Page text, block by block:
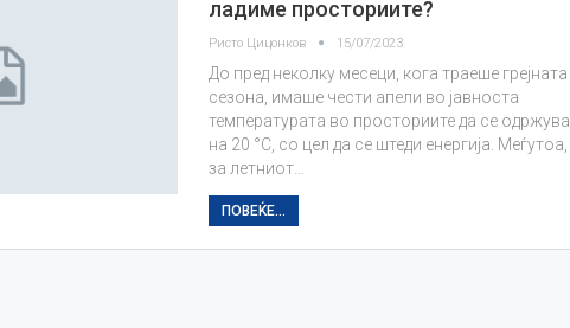
ладиме просториите?
Ристо Цицонков 15/07/2023
До пред неколку месеци, кога траеше грејната
сезона, имаше чести апели во јавноста
температурата во просториите да се одржува
на 20 °C, со цел да се штеди енергија. Меѓутоа,
за летниот…
ПОВЕЌЕ...